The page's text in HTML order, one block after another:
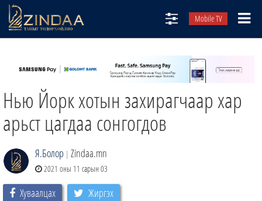
Mobile TV
ТВ8
ӨГЛӨӨНИЙ СОНИН
ЗИНДАА СЭТГҮҮЛ
Нью Йорк хотын захирагчаар хар
арьст цагдаа сонгогдов
Я.Болор | Zindaa.mn
2021 оны 11 сарын 03
Хуваалцах Жиргэх